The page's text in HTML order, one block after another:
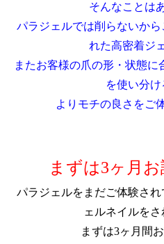
そんなことは
パラジェルでは削らないか
れた高密着ジ
またお客様の爪の形・状態
を使い分け
よりモチの良さをご
まずは3ヶ月お
パラジェルをまだご体験さ
ェルネイルをさ
まずは3ヶ月間